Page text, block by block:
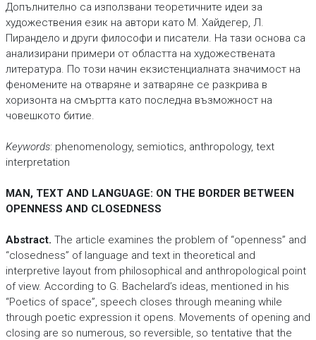
Допълнително са използвани теоретичните идеи за
художествения език на автори като М. Хайдегер, Л.
Пирандело и други философи и писатели. На тази основа са
анализирани примери от областта на художествената
литература. По този начин екзистенциалната значимост на
феномените на отваряне и затваряне се разкрива в
хоризонта на смъртта като последна възможност на
човешкото битие.
Keywords: phenomenology, semiotics, anthropology, text
interpretation
MAN, TEXT AND LANGUAGE: ON THE BORDER BETWEEN
OPENNESS AND CLOSEDNESS
Abstract. The article examines the problem of “openness” and
“closedness” of language and text in theoretical and
interpretive layout from philosophical and anthropological point
of view. According to G. Bachelard’s ideas, mentioned in his
“Poetics of space”, speech closes through meaning while
through poetic expression it opens. Movements of opening and
closing are so numerous, so reversible, so tentative that the